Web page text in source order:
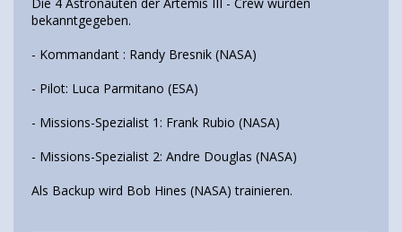
Die 4 Astronauten der Artemis III - Crew wurden
bekanntgegeben.
- Kommandant : Randy Bresnik (NASA)
- Pilot: Luca Parmitano (ESA)
- Missions-Spezialist 1: Frank Rubio (NASA)
- Missions-Spezialist 2: Andre Douglas (NASA)
Als Backup wird Bob Hines (NASA) trainieren.